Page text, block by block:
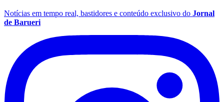
Notícias em tempo real, bastidores e conteúdo exclusivo do Jornal
de Barueri